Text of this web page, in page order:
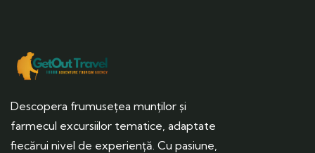
Descopera frumusețea munților și
farmecul excursiilor tematice, adaptate
fiecărui nivel de experiență. Cu pasiune,